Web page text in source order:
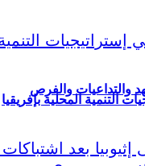
والتداعيات والفرص
التنمية المحلية بإفريقيا